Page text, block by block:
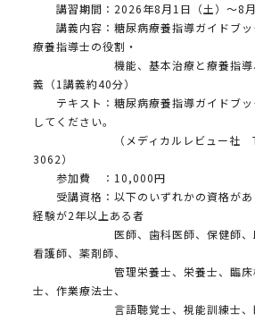
講習期間：2026年8月1日（土）～8月
講義内容：糖尿病療養指導ガイドブッ
療養指導士の役割・
機能、基本治療と療養指導、
義（1講義約40分）
テキスト：糖尿病療養指導ガイドブッ
してください。
（メディカルレビュー社
3062）
参加費 ：10,000円
受講資格：以下のいずれかの資格があ
経験が2年以上ある者
医師、歯科医師、保健師、助
看護師、薬剤師、
管理栄養士、栄養士、臨床検
士、作業療法士、
言語聴覚士、視能訓練士、臨